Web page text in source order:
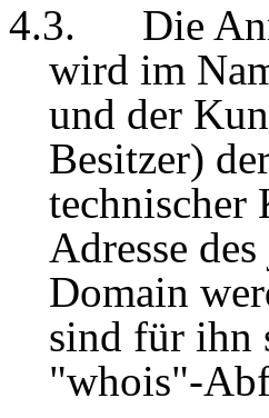
4.3.
Die
wird im
und der
Besitzer)
technischer
Adresse
Domain
sind für ihn
"whois"-